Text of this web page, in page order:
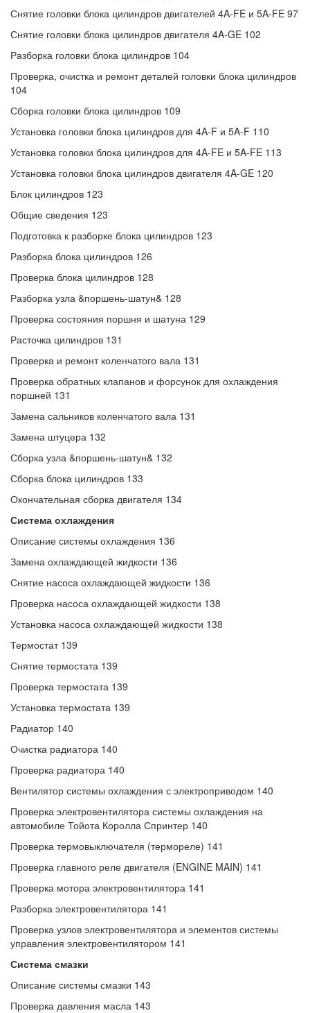
Снятие головки блока цилиндров двигателей 4A-FE и 5A-FE 97
Снятие головки блока цилиндров двигателя 4A-GE 102
Разборка головки блока цилиндров 104
Проверка, очистка и ремонт деталей головки блока цилиндров
104
Сборка головки блока цилиндров 109
Установка головки блока цилиндров для 4A-F и 5A-F 110
Установка головки блока цилиндров для 4A-FE и 5A-FE 113
Установка головки блока цилиндров двигателя 4A-GE 120
Блок цилиндров 123
Общие сведения 123
Подготовка к разборке блока цилиндров 123
Разборка блока цилиндров 126
Проверка блока цилиндров 128
Разборка узла &поршень-шатун& 128
Проверка состояния поршня и шатуна 129
Расточка цилиндров 131
Проверка и ремонт коленчатого вала 131
Проверка обратных клапанов и форсунок для охлаждения
поршней 131
Замена сальников коленчатого вала 131
Замена штуцера 132
Сборка узла &поршень-шатун& 132
Сборка блока цилиндров 133
Окончательная сборка двигателя 134
Система охлаждения
Описание системы охлаждения 136
Замена охлаждающей жидкости 136
Снятие насоса охлаждающей жидкости 136
Проверка насоса охлаждающей жидкости 138
Установка насоса охлаждающей жидкости 138
Термостат 139
Снятие термостата 139
Проверка термостата 139
Установка термостата 139
Радиатор 140
Очистка радиатора 140
Проверка радиатора 140
Вентилятор системы охлаждения с электроприводом 140
Проверка электровентилятора системы охлаждения на
автомобиле Тойота Королла Спринтер 140
Проверка термовыключателя (термореле) 141
Проверка главного реле двигателя (ENGINE MAIN) 141
Проверка мотора электровентилятора 141
Разборка электровентилятора 141
Проверка узлов электровентилятора и элементов системы
управления электровентилятором 141
Система смазки
Описание системы смазки 143
Проверка давления масла 143